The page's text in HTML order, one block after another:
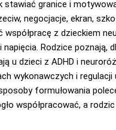
stawiać granice i
negocjacje, ekran,
z dzieckiem
napięcia. Rodzice poznają,
u dzieci z ADHD i
wykonawczych i regulacji
formułowania
współpracować, a rodzic